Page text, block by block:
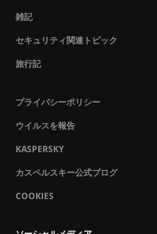
雑記
セキュリティ関連トピック
旅行記
プライバシーポリシー
ウイルスを報告
KASPERSKY
カスペルスキー公式ブログ
COOKIES